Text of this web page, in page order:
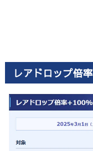
レアドロップ倍